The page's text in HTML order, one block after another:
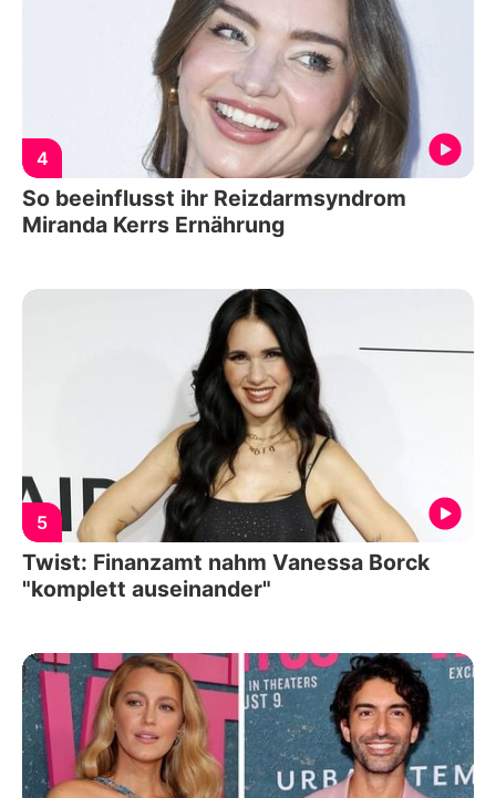
4
So beeinflusst ihr Reizdarmsyndrom
Miranda Kerrs Ernährung
5
Twist: Finanzamt nahm Vanessa Borck
"komplett auseinander"